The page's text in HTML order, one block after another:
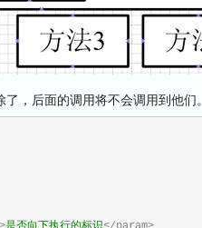
，后面的调用将不会调用到他们。